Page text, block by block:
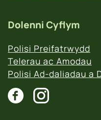
Dolenni Cyflym
Polisi Preifatrwydd
Telerau ac Amodau
Polisi Ad-daliadau a